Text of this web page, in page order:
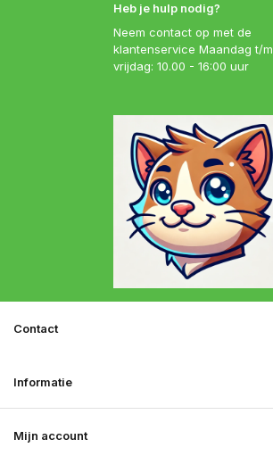
Heb je hulp nodig?
Neem contact op met de
klantenservice Maandag t/m
vrijdag: 10.00 - 16:00 uur
Mijn account
Informatie
Contact